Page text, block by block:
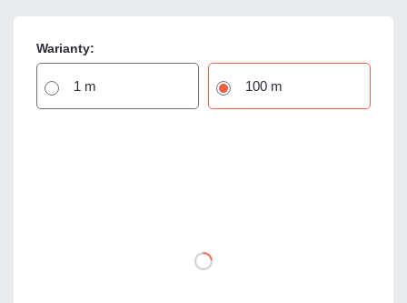
Warianty:
1 m 100 m